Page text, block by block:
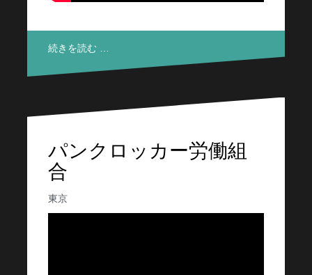
続きを読む …
パンクロッカー労働組
合
東京